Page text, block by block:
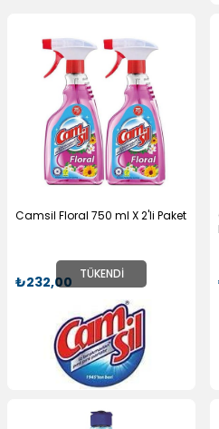
TÜKENDI
Camsil Floral 750 ml X 2'li Paket
₺232,00